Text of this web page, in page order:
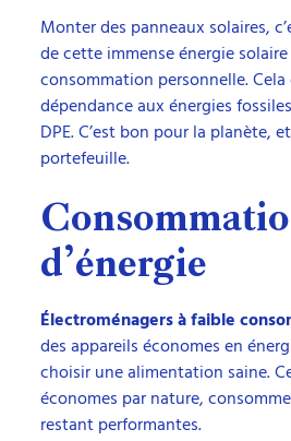
Monter des panneaux solaires,
de cette immense énergie
consommation personnelle.
dépendance aux énergies
DPE. C’est bon pour la planète,
portefeuille.
d’énergie
Électroménagers à faible
des appareils économes en
choisir une alimentation saine.
économes par nature,
restant performantes.